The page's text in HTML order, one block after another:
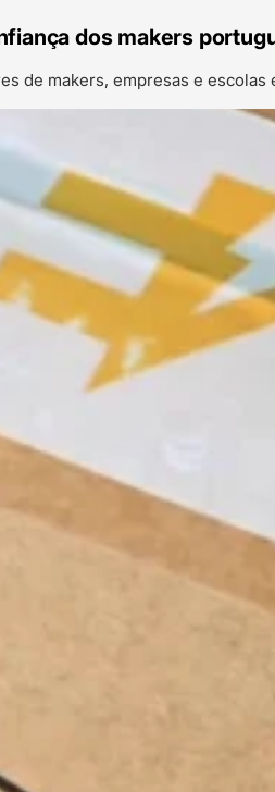
dos makers
de makers, empresas e escolas